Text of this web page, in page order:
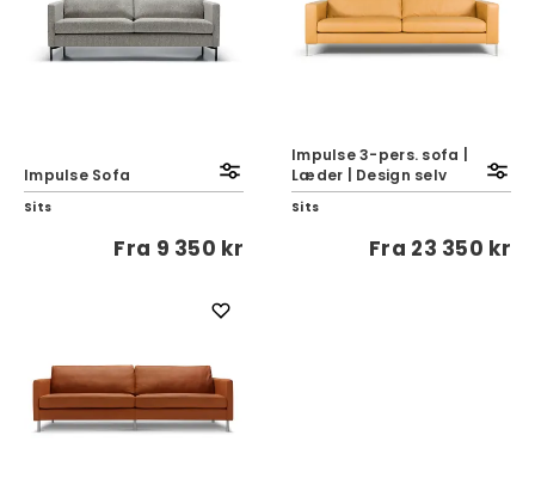
Impulse Sofa
Sits
Fra 9 350 kr
Impulse 3-pers. sofa |
Læder | Design selv
Sits
Fra 23 350 kr